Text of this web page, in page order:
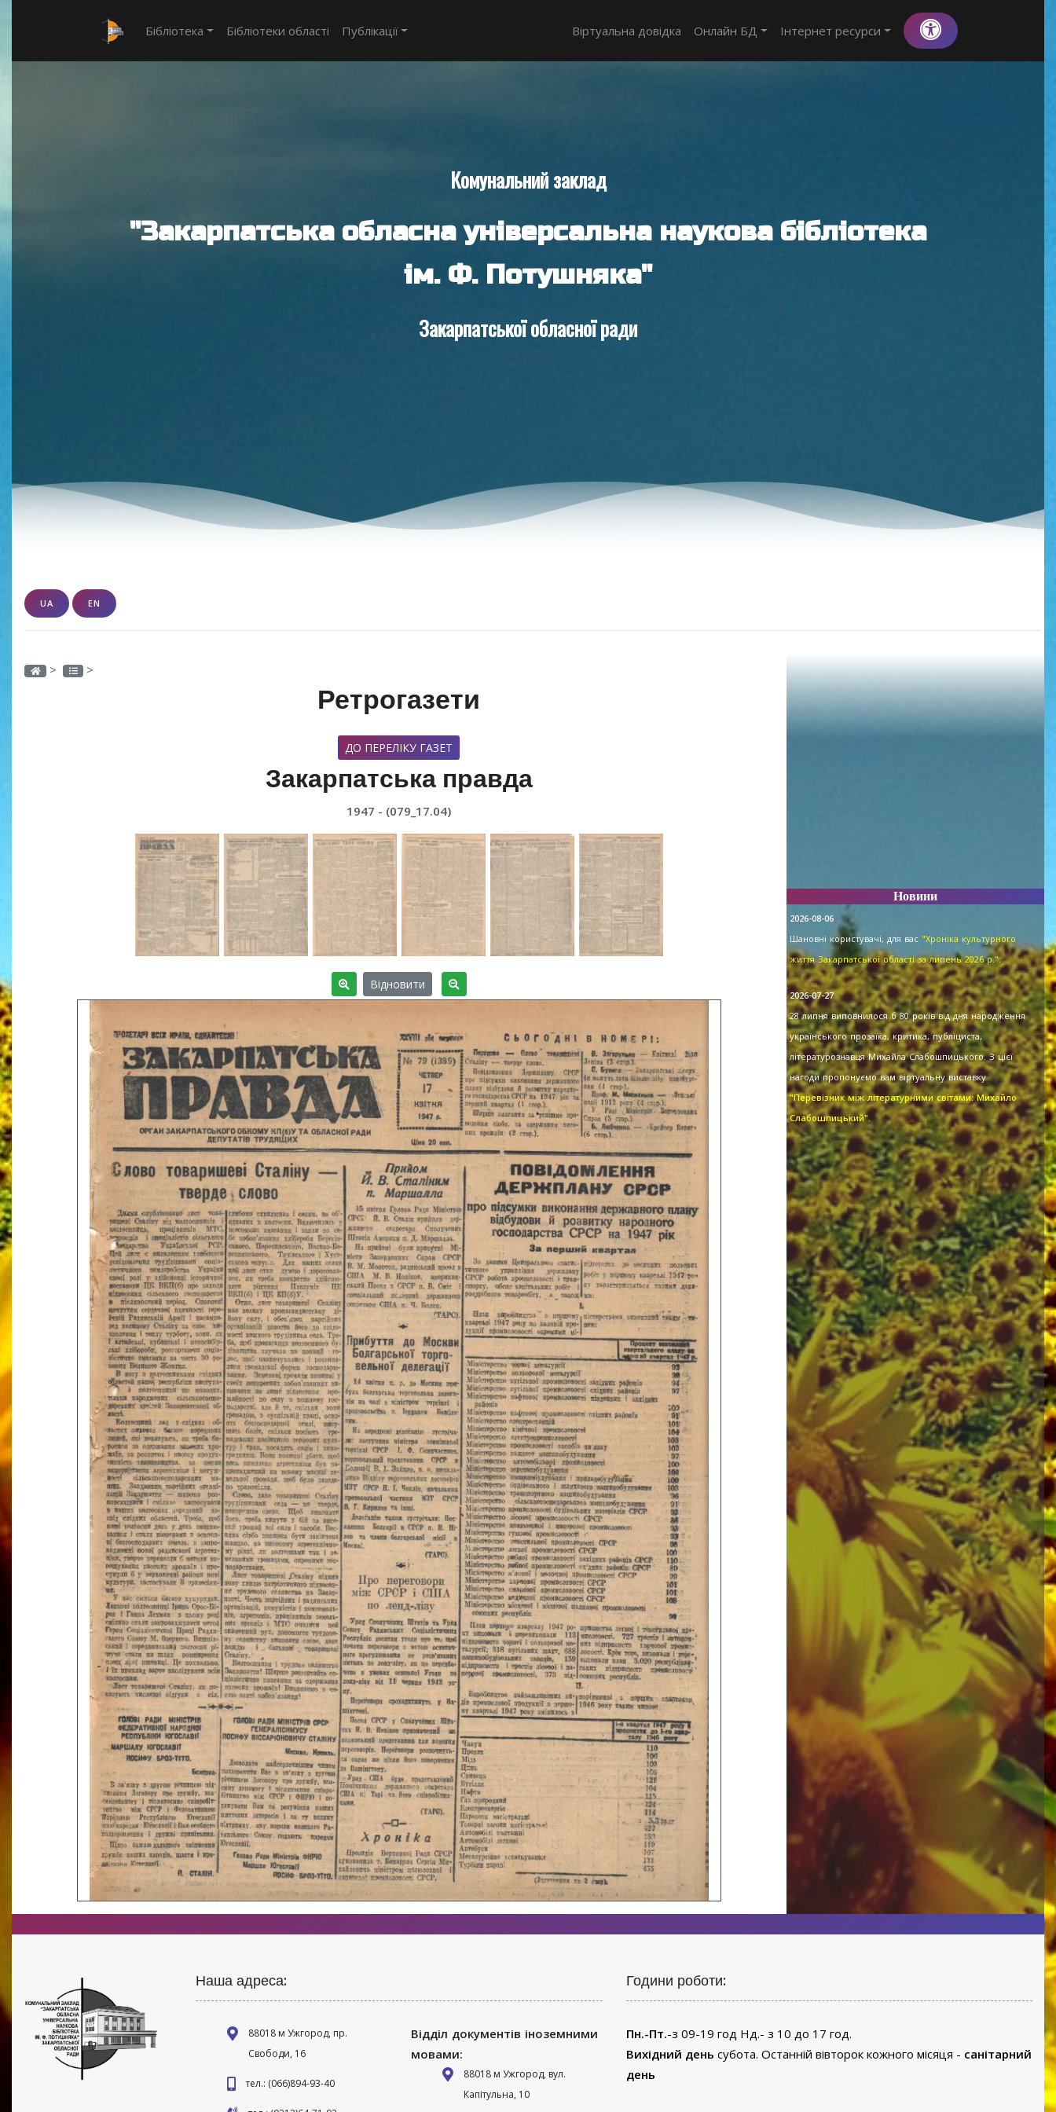
Бібліотека Бібліотеки області Публікації Віртуальна довідка Онлайн БД Інтернет ресурси
Комунальний заклад
"Закарпатська обласна універсальна наукова бібліотека
ім. Ф. Потушняка"
Закарпатської обласної ради
UA EN
> >
Ретрогазети
ДО ПЕРЕЛІКУ ГАЗЕТ
Закарпатська правда
1947 - (079_17.04)
Відновити
Новини
2026-08-06
Шановні користувачі, для вас "Хроніка культурного
життя Закарпатської області за липень 2026 р.".
2026-07-27
28 липня виповнилося б 80 років від дня народження
українського прозаїка, критика, публіциста,
літературознавця Михайла Слабошпицького. З цієї
нагоди пропонуємо вам віртуальну виставку
"Перевізник між літературними світами: Михайло
Слабошпицький".
Наша адреса:
88018 м Ужгород, пр.
Свободи, 16
тел.: (066)894-93-40
Відділ документів іноземними
мовами:
88018 м Ужгород, вул.
Капітульна, 10
Години роботи:
Пн.-Пт.-з 09-19 год Нд.- з 10 до 17 год.
Вихідний день субота. Останній вівторок кожного місяця - санітарний
день